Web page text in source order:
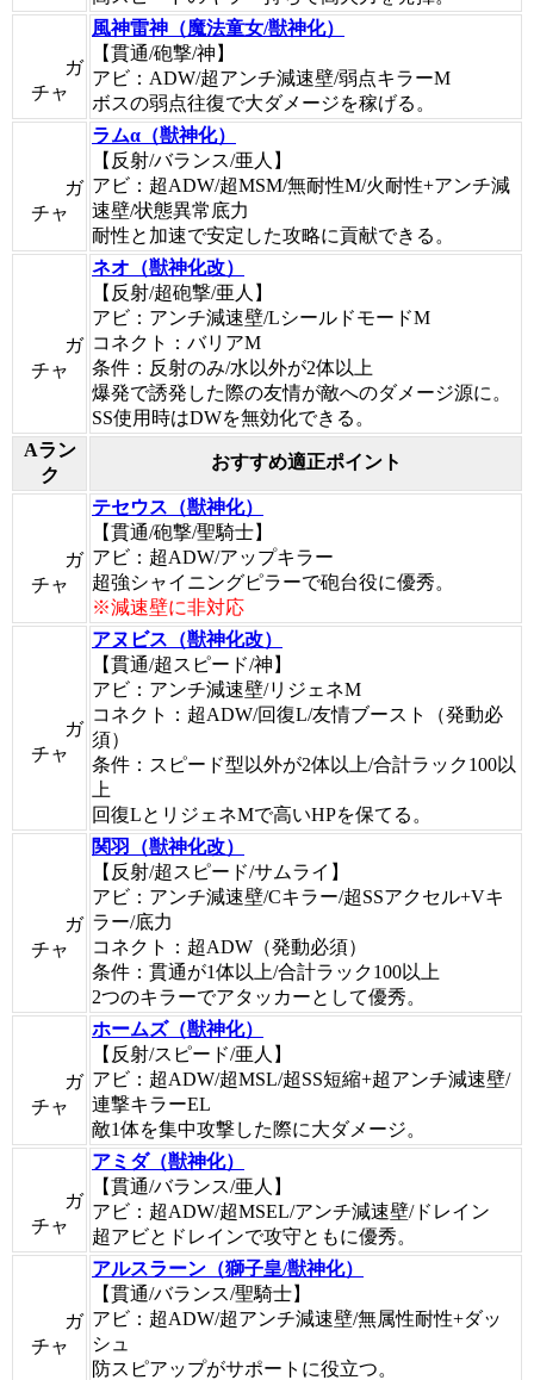
ガ
チャ
風神雷神（魔法童女/獣神化）
【貫通/砲撃/神】
アビ：ADW/超アンチ減速壁/弱点キラーM
ボスの弱点往復で大ダメージを稼げる。
ガ
チャ
ラムα（獣神化）
【反射/バランス/亜人】
アビ：超ADW/超MSM/無耐性M/火耐性+アンチ減
速壁/状態異常底力
耐性と加速で安定した攻略に貢献できる。
ガ
チャ
ネオ（獣神化改）
【反射/超砲撃/亜人】
アビ：アンチ減速壁/LシールドモードM
コネクト：バリアM
条件：反射のみ/水以外が2体以上
爆発で誘発した際の友情が敵へのダメージ源に。
SS使用時はDWを無効化できる。
Aラン
ク
おすすめ適正ポイント
ガ
チャ
テセウス（獣神化）
【貫通/砲撃/聖騎士】
アビ：超ADW/アップキラー
超強シャイニングピラーで砲台役に優秀。
※減速壁に非対応
ガ
チャ
アヌビス（獣神化改）
【貫通/超スピード/神】
アビ：アンチ減速壁/リジェネM
コネクト：超ADW/回復L/友情ブースト（発動必
須）
条件：スピード型以外が2体以上/合計ラック100以
上
回復LとリジェネMで高いHPを保てる。
ガ
チャ
関羽（獣神化改）
【反射/超スピード/サムライ】
アビ：アンチ減速壁/Cキラー/超SSアクセル+Vキ
ラー/底力
コネクト：超ADW（発動必須）
条件：貫通が1体以上/合計ラック100以上
2つのキラーでアタッカーとして優秀。
ガ
チャ
ホームズ（獣神化）
【反射/スピード/亜人】
アビ：超ADW/超MSL/超SS短縮+超アンチ減速壁/
連撃キラーEL
敵1体を集中攻撃した際に大ダメージ。
ガ
チャ
アミダ（獣神化）
【貫通/バランス/亜人】
アビ：超ADW/超MSEL/アンチ減速壁/ドレイン
超アビとドレインで攻守ともに優秀。
ガ
チャ
アルスラーン（獅子皇/獣神化）
【貫通/バランス/聖騎士】
アビ：超ADW/超アンチ減速壁/無属性耐性+ダッ
シュ
防スピアップがサポートに役立つ。